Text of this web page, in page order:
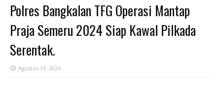
Polres Bangkalan TFG Operasi Mantap
Praja Semeru 2024 Siap Kawal Pilkada
Serentak.
Agustus 13, 2024